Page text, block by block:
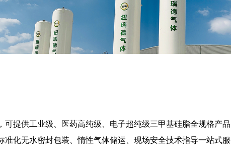
提供工业级、医药高纯级、电子超纯级三甲基硅脂全规格产品
化无水密封包装、惰性气体储运、现场安全技术指导一站式服